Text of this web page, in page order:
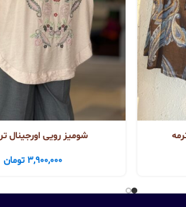
شومیز رویی اورجینال
3,900,000 تومان